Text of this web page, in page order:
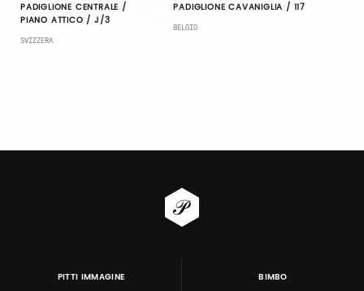
PADIGLIONE CENTRALE /
PIANO ATTICO / J/3
SVIZZERA
PADIGLIONE CAVANIGLIA / 117
BELGIO
PITTI IMMAGINE BIMBO